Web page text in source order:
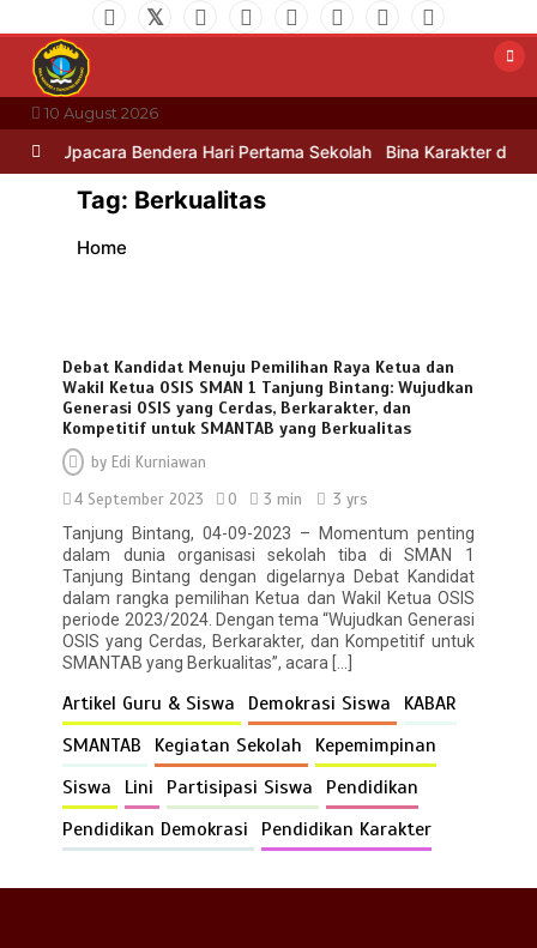
to
content
10 August 2026
Upacara Bendera Hari Pertama Sekolah Bina Karakter di Hari
Tag: Berkualitas
Home
Debat Kandidat Menuju Pemilihan Raya Ketua dan
Wakil Ketua OSIS SMAN 1 Tanjung Bintang: Wujudkan
Generasi OSIS yang Cerdas, Berkarakter, dan
Kompetitif untuk SMANTAB yang Berkualitas
by Edi Kurniawan
4 September 2023
0 3 min
3 yrs
Tanjung Bintang, 04-09-2023 – Momentum penting
dalam dunia organisasi sekolah tiba di SMAN 1
Tanjung Bintang dengan digelarnya Debat Kandidat
dalam rangka pemilihan Ketua dan Wakil Ketua OSIS
periode 2023/2024. Dengan tema “Wujudkan Generasi
OSIS yang Cerdas, Berkarakter, dan Kompetitif untuk
SMANTAB yang Berkualitas”, acara […]
Artikel Guru & Siswa Demokrasi Siswa
KABAR
SMANTAB
Kegiatan Sekolah
Kepemimpinan
Siswa
Lini Partisipasi Siswa
Pendidikan
Pendidikan Demokrasi
Pendidikan Karakter
Bina Karakter di Hari Pertama Masuk
Sekolah
0 2 min
SMAN 1 Tanjung Bintang Menjadi Tuan